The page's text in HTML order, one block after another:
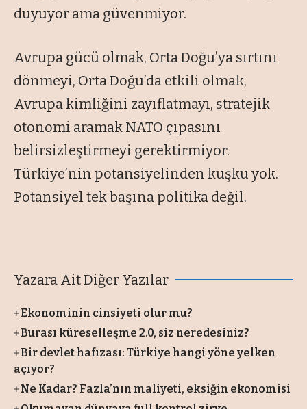
duyuyor ama güvenmiyor.
Avrupa gücü olmak, Orta Doğu’ya sırtını
dönmeyi, Orta Doğu’da etkili olmak,
Avrupa kimliğini zayıflatmayı, stratejik
otonomi aramak NATO çıpasını
belirsizleştirmeyi gerektirmiyor.
Türkiye’nin potansiyelinden kuşku yok.
Potansiyel tek başına politika değil.
Yazara Ait Diğer Yazılar
Ekonominin cinsiyeti olur mu?
Burası küreselleşme 2.0, siz neredesiniz?
Bir devlet hafızası: Türkiye hangi yöne yelken
açıyor?
Ne Kadar? Fazla’nın maliyeti, eksiğin ekonomisi